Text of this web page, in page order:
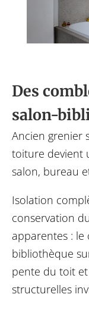
Des
salon-
Ancien grenier
toiture devient
salon, bureau
Isolation
conservation
apparentes : le
bibliothèque
pente du toit
structurelles